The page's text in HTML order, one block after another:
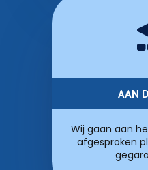
AAN
Wij gaan aan
afgesproken